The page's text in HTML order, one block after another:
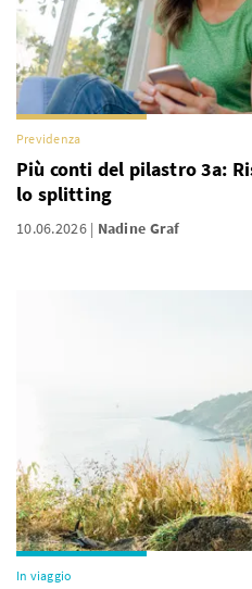
Previdenza
Più conti del pilastro 3a:
lo splitting
10.06.2026 Nadine Graf
In viaggio